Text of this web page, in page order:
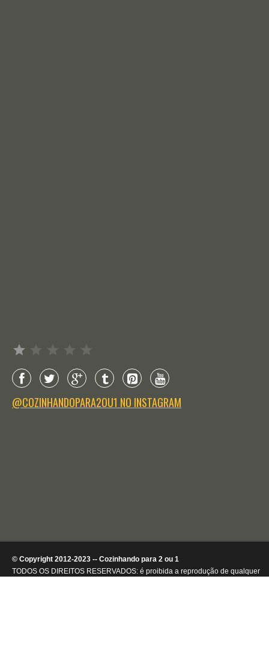
@COZINHANDOPARA2OU1 NO INSTAGRAM
© Copyright 2012-2023 -- Cozinhando para 2 ou 1
TODOS OS DIREITOS RESERVADOS: é proibida a reprodução de qualquer